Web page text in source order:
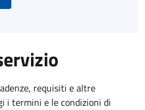
requisiti e altre
i termini e le condizioni di